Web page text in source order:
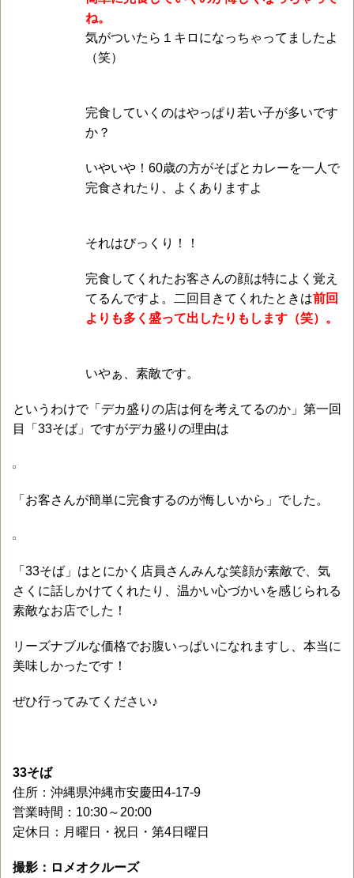
ね。
気がついたら１キロになっちゃってましたよ
（笑）
完食していくのはやっぱり若い子が多いです
か？
いやいや！60歳の方がそばとカレーを一人で
完食されたり、よくありますよ
それはびっくり！！
完食してくれたお客さんの顔は特によく覚え
てるんですよ。二回目きてくれたときは前回
よりも多く盛って出したりもします（笑）。
いやぁ、素敵です。
というわけで「デカ盛りの店は何を考えてるのか」第一回
目「33そば」ですがデカ盛りの理由は
「お客さんが簡単に完食するのが悔しいから」でした。
「33そば」はとにかく店員さんみんな笑顔が素敵で、気
さくに話しかけてくれたり、温かい心づかいを感じられる
素敵なお店でした！
リーズナブルな価格でお腹いっぱいになれますし、本当に
美味しかったです！
ぜひ行ってみてください♪
33そば
住所：沖縄県沖縄市安慶田4-17-9
営業時間：10:30～20:00
定休日：月曜日・祝日・第4日曜日
撮影：ロメオクルーズ